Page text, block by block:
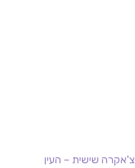
צ'אקרה שישית – העין